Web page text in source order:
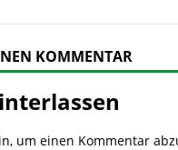
KOMMENTAR
um einen Kommentar